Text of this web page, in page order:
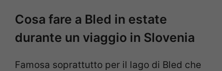
Cosa fare a Bled in estate
durante un viaggio in Slovenia
Famosa soprattutto per il lago di Bled che